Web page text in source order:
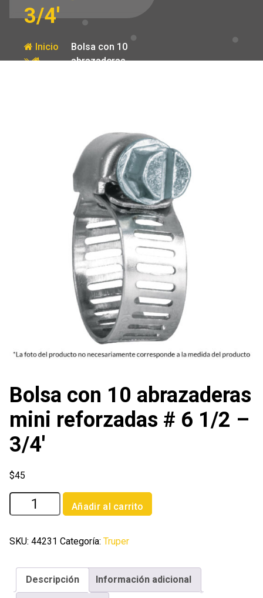
3/4′
Inicio
Bolsa con 10
abrazaderas
Bolsa con 10 abrazaderas
mini reforzadas # 6 1/2 –
3/4′
$45
Bolsa
con
abrazaderas
reforzadas
Añadir al carrito
SKU: 44231 Categoría: Truper
Descripción Información adicional